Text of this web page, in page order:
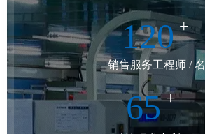
120 +
销售服务工程师 / 名
65 +